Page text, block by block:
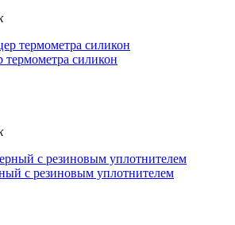
силикон
с резиновым уплотнителем